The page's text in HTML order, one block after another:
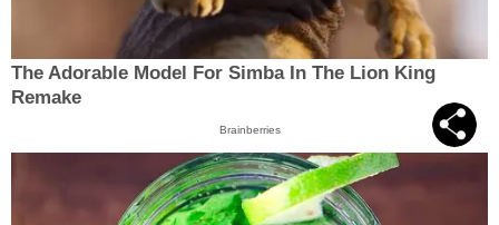
The Adorable Model For Simba In The Lion King
Remake
Brainberries